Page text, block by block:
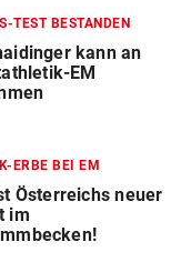
TEST BESTANDEN
kann an
EM
ERBE BEI EM
Österreichs neuer
im